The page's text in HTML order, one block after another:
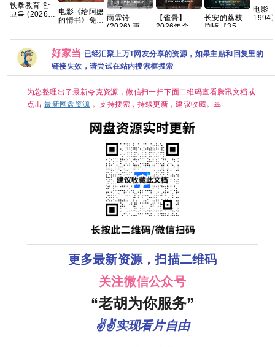
铁拳教育 참
교육 (2026)
[全10集]【单
集5～8GB】
电影《给阿嬷
的情书》免费
雨霖铃
(2026) 更新
[国语中字]
[1.5GB集]
【雀骨】
2026年全网
语中字，艾米
侯明昊领衔，
单集300MB
超清网盘资源
分享
长安的荔枝
剧版【35集
佳音、岳云鹏
电影
1994
好家当 已经汇聚上万T网友分享的资源，如果主贴和回复里的
链接失效，请尝试在站内搜索框搜索
为您整理出了最新夸克资源，微信扫一扫下面二维码查看腾讯文档或
点击最新网盘资源 。支持搜索，持续更新，建议收藏。🙏
更多最新资源，扫描二维码
关注微信公众号
“老胡为你服务”
✌✌实现看片自由